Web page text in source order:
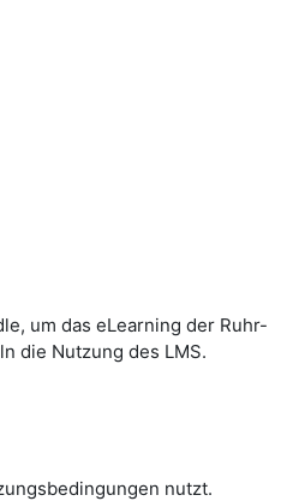
um das eLearning der Ruhr-
die Nutzung des LMS.
nutzt.